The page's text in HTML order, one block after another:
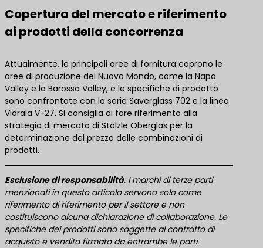
Copertura del mercato e riferimento
ai prodotti della concorrenza
Attualmente, le principali aree di fornitura coprono le
aree di produzione del Nuovo Mondo, come la Napa
Valley e la Barossa Valley, e le specifiche di prodotto
sono confrontate con la serie Saverglass 702 e la linea
Vidrala V-27. Si consiglia di fare riferimento alla
strategia di mercato di Stölzle Oberglas per la
determinazione del prezzo delle combinazioni di
prodotti.
​Esclusione di responsabilità​​: I marchi di terze parti
menzionati in questo articolo servono solo come
riferimento di riferimento per il settore e non
costituiscono alcuna dichiarazione di collaborazione. Le
specifiche dei prodotti sono soggette al contratto di
acquisto e vendita firmato da entrambe le parti.